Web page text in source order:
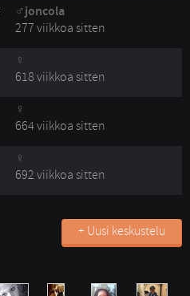
joncola
277 viikkoa sitten
618 viikkoa sitten
664 viikkoa sitten
692 viikkoa sitten
+ Uusi keskustelu